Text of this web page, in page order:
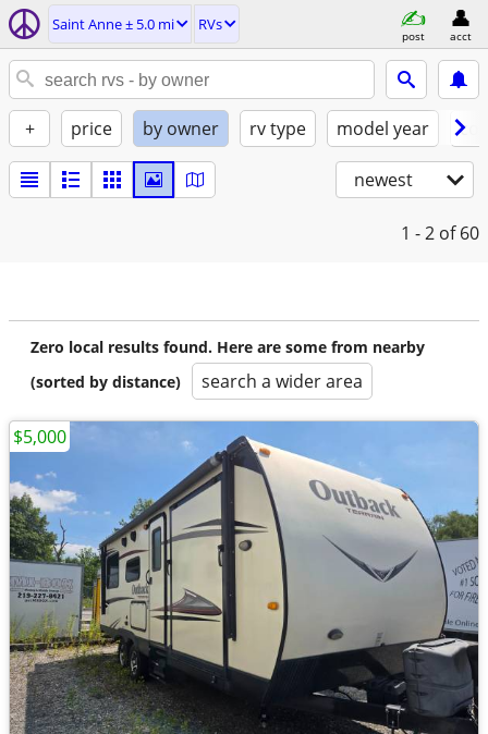
Saint Anne ± 5.0 mi RVs
post acct
+ price by owner rv type model year
newest
1 - 2 of 60
Zero local results found. Here are some from nearby
(sorted by distance)
search a wider area
$5,000